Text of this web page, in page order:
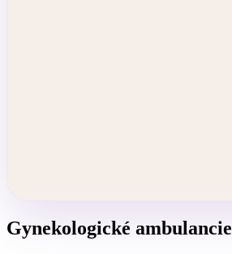
Gynekologické ambulancie